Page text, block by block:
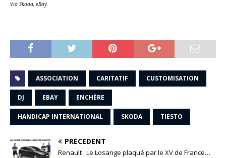
Via Skoda, eBay.
ASSOCIATION CARITATIF CUSTOMISATION
DJ EBAY ENCHÈRE
HANDICAP INTERNATIONAL SKODA TIESTO
PRÉCÉDENT
Renault : Le Losange plaqué par le XV de France…